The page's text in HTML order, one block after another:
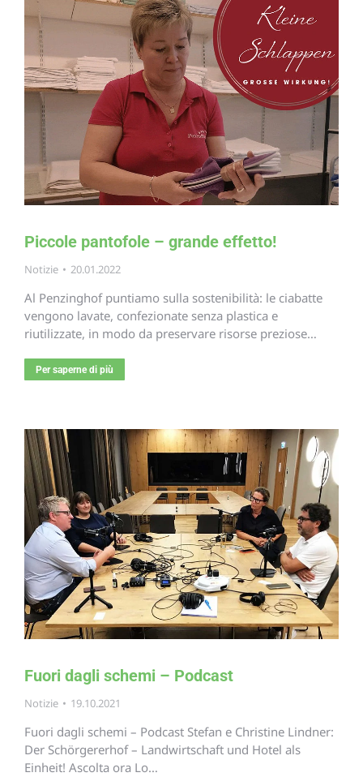
Piccole pantofole – grande effetto!
Notizie 20.01.2022
Al Penzinghof puntiamo sulla sostenibilità: le ciabatte
vengono lavate, confezionate senza plastica e
riutilizzate, in modo da preservare risorse preziose…
Per saperne di più
Fuori dagli schemi – Podcast
Notizie 19.10.2021
Fuori dagli schemi – Podcast Stefan e Christine Lindner:
Der Schörgererhof – Landwirtschaft und Hotel als
Einheit! Ascolta ora Lo…